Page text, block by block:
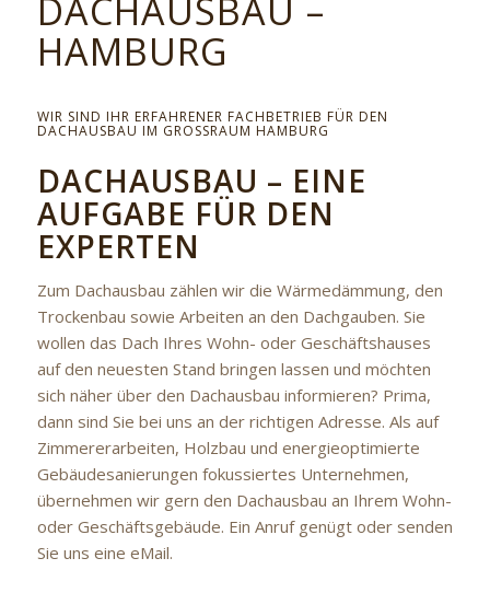
DACHAUSBAU –
HAMBURG
WIR SIND IHR ERFAHRENER FACHBETRIEB FÜR DEN
DACHAUSBAU IM GROSSRAUM HAMBURG
DACHAUSBAU – EINE
AUFGABE FÜR DEN
EXPERTEN
Zum Dachausbau zählen wir die Wärmedämmung, den
Trockenbau sowie Arbeiten an den Dachgauben. Sie
wollen das Dach Ihres Wohn- oder Geschäftshauses
auf den neuesten Stand bringen lassen und möchten
sich näher über den Dachausbau informieren? Prima,
dann sind Sie bei uns an der richtigen Adresse. Als auf
Zimmererarbeiten, Holzbau und energieoptimierte
Gebäudesanierungen fokussiertes Unternehmen,
übernehmen wir gern den Dachausbau an Ihrem Wohn-
oder Geschäftsgebäude. Ein Anruf genügt oder senden
Sie uns eine eMail.